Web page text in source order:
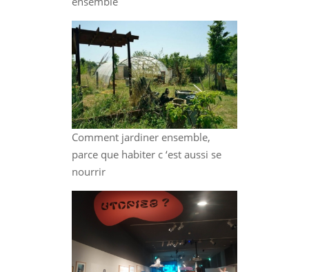
Comment jardiner ensemble,
parce que habiter c ‘est aussi se
nourrir